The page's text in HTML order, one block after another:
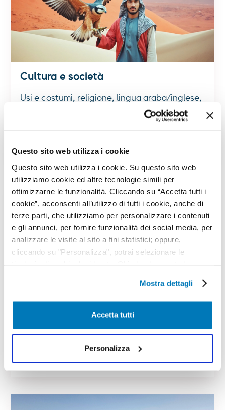
Questo sito web utilizza i cookie
Questo sito web utilizza i cookie. Su questo sito web
utilizziamo cookie ed altre tecnologie simili per
ottimizzarne le funzionalità. Cliccando su “Accetta tutti i
cookie”, acconsenti all’utilizzo di tutti i cookie, anche di
terze parti, che utilizziamo per personalizzare i contenuti
e gli annunci, per fornire funzionalità dei social media, per
analizzare le visite al sito a fini statistici; oppure,
cliccando su "Personalizza", potrai selezionare le
attivati solo i cookie tecnici necessari per la fruizione del
sito; in tal caso, non sarà possibile per noi personalizzare
la tua esperienza di navigazione. Potrai modificare le tue
“Impostazione dei cookie” a fine pagina. Per ulteriori
informazioni ti invitiamo a prendere visione
dell'informativa estesa Cookie Policy.
Mostra dettagli
Accetta tutti
Personalizza
Cultura e società
Usi e costumi, religione, lingua araba/inglese,
festival e networking a Dubai e Abu Dhabi.
Guide pratiche per integrarsi e vivere la città
Aggiornato ilOctober 9, 2025
salute mentale, palestre e alimentazione
sana. Guide e FAQ per vivere in equilibrio.
Aggiornato ilOctober 8, 2025